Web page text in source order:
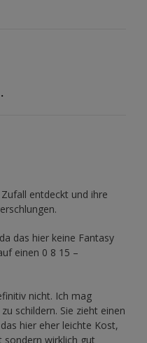
entdeckt und ihre
das hier keine Fantasy
einen 0 8 15 –
nicht. Ich mag
schildern. Sie zieht einen
hier eher leichte Kost,
wirklich gut